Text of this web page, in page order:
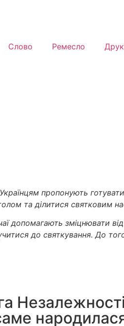
Слово Ремесло
пропонують
та ділитися святковим
допомагають зміцнювати
до святкування. До